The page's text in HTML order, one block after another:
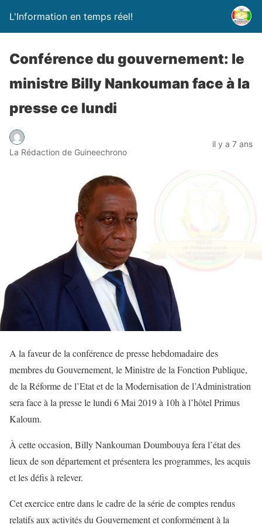
L'Information en temps réel!
Conférence du gouvernement: le
ministre Billy Nankouman face à la
presse ce lundi
La Rédaction de Guineechrono
il y a 7 ans
A la faveur de la conférence de presse hebdomadaire des
membres du Gouvernement, le Ministre de la Fonction Publique,
de la Réforme de l’Etat et de la Modernisation de l’Administration
sera face à la presse le lundi 6 Mai 2019 à 10h à l’hôtel Primus
Kaloum.
À cette occasion, Billy Nankouman Doumbouya fera l’état des
lieux de son département et présentera les programmes, les acquis
et les défis à relever.
Cet exercice entre dans le cadre de la série de comptes rendus
relatifs aux activités du Gouvernement et conformément à la